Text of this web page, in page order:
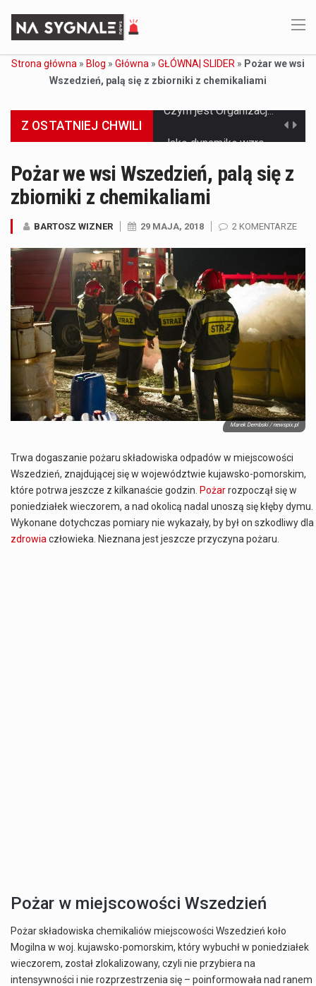
Strona główna » Blog » Główna » GŁÓWNA| SLIDER » Pożar we wsi
Wszedzień, palą się z zbiorniki z chemikaliami
Z OSTATNIEJ CHWILI
Co to jest cyberbezpieczeństwo w sieci? Cyberbezpieczeństwo w Internecie stanowi istotny element ochrony systemów informacyjnych. Jego zasadniczym celem jest zabezpieczenie przed różnorodnymi cyberzagrożeniami oraz ryzykiem,…
Co to jest globalne ocieplenie? Globalne ocieplenie to proces, który trwa od dłuższego czasu i prowadzi do podnoszenia się średnich temperatur zarówno na naszej planecie,…
Co to jest NATO? NATO, czyli Organizacja Traktatu Północnoatlantyckiego, to międzynarodowy sojusz wojskowy, który powstał 4 kwietnia 1949 roku. Jego głównym celem jest zapewnienie wolności…
Co charakteryzuje wojnę na Ukrainie w 2026 roku? W 2026 roku wojna na Ukrainie trwa już pięć lat, a jej przebieg charakteryzuje się intensywnymi działaniami…
Czym jest Organizacja Traktatu Północnoatlantyckiego? Organizacja Traktatu Północnoatlantyckiego, powszechnie znana jako NATO, to międzynarodowy sojusz polityczno-wojskowy, który powstał 4 kwietnia 1949 roku. Został założony przez…
Pożar we wsi Wszedzień, palą się z
zbiorniki z chemikaliami
BARTOSZ WIZNER 29 MAJA, 2018 2 KOMENTARZE
Marek Dembski / newspix.pl
Trwa dogaszanie pożaru składowiska odpadów w miejscowości
Wszedzień, znajdującej się w województwie kujawsko-pomorskim,
które potrwa jeszcze z kilkanaście godzin. Pożarrozpoczął się w
poniedziałek wieczorem, a nad okolicą nadal unoszą się kłęby dymu.
Wykonane dotychczas pomiary nie wykazały, by był on szkodliwy dla
zdrowia człowieka. Nieznana jest jeszcze przyczyna pożaru.
Pożar w miejscowości Wszedzień
Pożar składowiska chemikaliów miejscowości Wszedzień koło
Mogilna w woj. kujawsko-pomorskim, który wybuchł w poniedziałek
wieczorem, został zlokalizowany, czyli nie przybiera na
intensywności i nie rozprzestrzenia się – poinformowała nad ranem